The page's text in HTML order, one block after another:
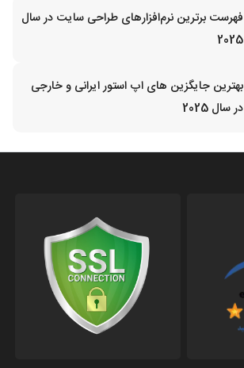
فهرست برترین نرم‌افزارهای طراحی سایت در سال
2025
بهترین جایگزین‌ های اپ استور ایرانی و خارجی
در سال 2025